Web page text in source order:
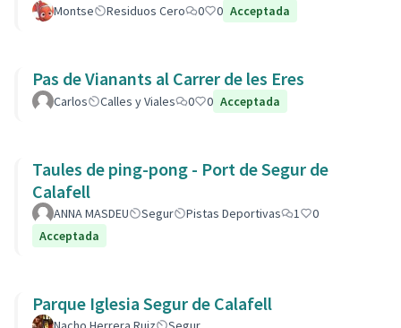
Montse Residuos Cero 0 0 Acceptada
Pas de Vianants al Carrer de les Eres
Carlos Calles y Viales 0 0 Acceptada
Taules de ping-pong - Port de Segur de
Calafell
ANNA MASDEU Segur Pistas Deportivas 1
0
Acceptada
Parque Iglesia Segur de Calafell